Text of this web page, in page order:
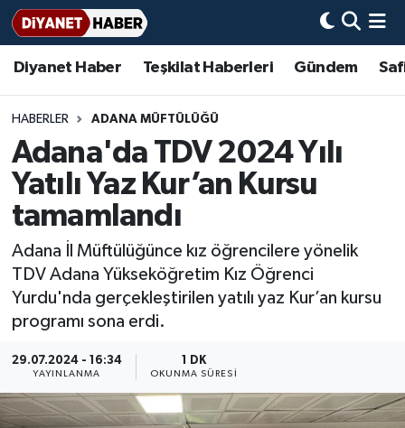
Diyanet Haber Teşkilat Haberleri Gündem
HABERLER ADANA MÜFTÜLÜĞÜ
Adana'da TDV 2024 Yılı
Yatılı Yaz Kur’an Kursu
tamamlandı
Adana İl Müftülüğünce kız öğrencilere yönelik
TDV Adana Yükseköğretim Kız Öğrenci
Yurdu'nda gerçekleştirilen yatılı yaz Kur’an kursu
programı sona erdi.
29.07.2024 - 16:34
YAYINLANMA
1 DK
OKUNMA SÜRESI
Diyanet Haber
Teşkilat Haberleri
Adana Müftülüğü
Adıyaman Müftülüğü
Afyonkarahisar Müftülüğü
Ağrı Müftülüğü
Aksaray Müftülüğü
Amasya Müftülüğü
Antalya Müftülüğü
Gündem
#Keşfet
Bir Ayet
Bir Hikaye
Biyografiler
Dini kavramlar
Diyanet Bilgi
Diyanet Takvimi
Hadislerle İslam
Basında Bugün
DİYANET eKİTAP
Aile Dergisi
Aylık Dergi
TDV
İmam Hatip Okulları
Başmakale
Hadis-i Şerifler
Hayat Okumaları
Nöbetçi Eczaneler
Hava Durumu
Ankara Namaz Vakitleri
Trafik Durumu
Süper Lig Puan Durumu ve Fikstür
Tüm Manşetler
Haber Arşivi